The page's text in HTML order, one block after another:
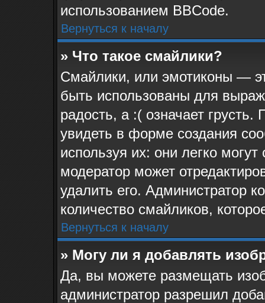
использованием BBCode.
Вернуться к началу
» Что такое смайлики?
Смайлики, или эмотиконы —
быть использованы для
радость, а :( означает
увидеть в форме создания
используя их: они легко
модератор может
удалить его. Администратор
количество смайликов,
Вернуться к началу
» Могу ли я добавлять
Да, вы можете размещать
администратор разрешил